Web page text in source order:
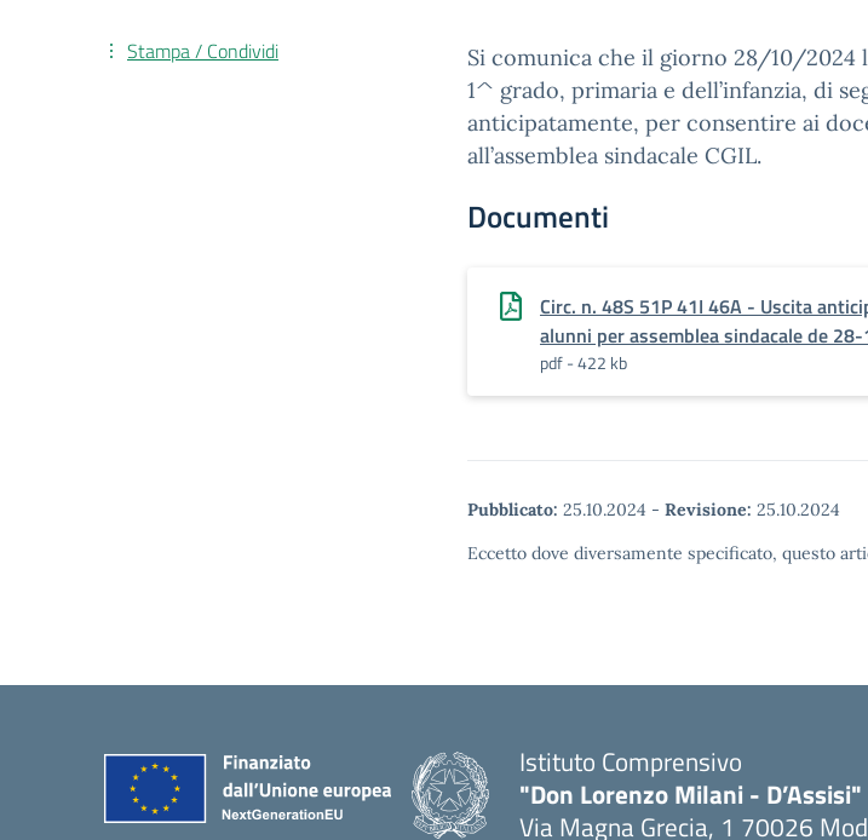
Si comunica che il giorno 28/10/2024
1^ grado, primaria e dell’infanzia, di
anticipatamente, per consentire ai
all’assemblea sindacale CGIL.
Documenti
Circ. n. 48S 51P 41I 46A - Uscita
alunni per assemblea sindacale de
pdf - 422 kb
Pubblicato: 25.10.2024 - Revisione: 25.10.2024
Eccetto dove diversamente specificato, questo
Stampa / Condividi
Istituto Comprensivo
"Don Lorenzo Milani - D’Assisi"
Via Magna Grecia, 1 70026